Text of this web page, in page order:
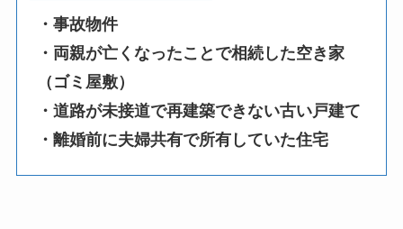
・事故物件
・両親が亡くなったことで相続した空き家
（ゴミ屋敷）
・道路が未接道で再建築できない古い戸建て
・離婚前に夫婦共有で所有していた住宅